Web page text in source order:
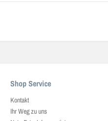
Shop Service
Kontakt
Ihr Weg zu uns